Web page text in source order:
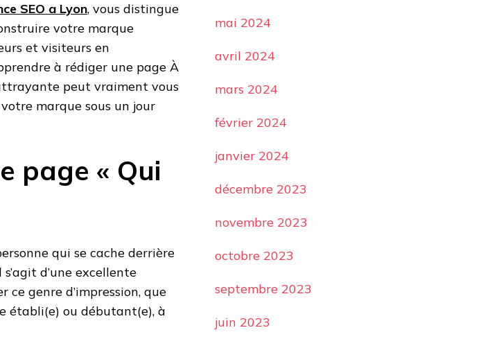
SEO a Lyon, vous distingue
votre marque
et visiteurs en
à rédiger une page À
peut vraiment vous
marque sous un jour
page « Qui
qui se cache derrière
d’une excellente
ce genre d’impression, que
établi(e) ou débutant(e), à
mai 2024
avril 2024
mars 2024
février 2024
janvier 2024
décembre 2023
novembre 2023
octobre 2023
septembre 2023
juin 2023